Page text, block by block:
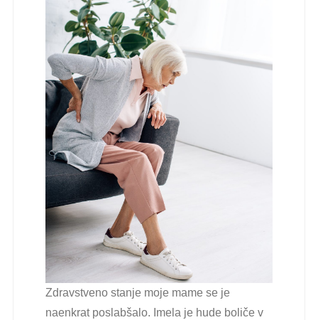
Zdravstveno stanje moje mame se je
naenkrat poslabšalo. Imela je hude boliče v